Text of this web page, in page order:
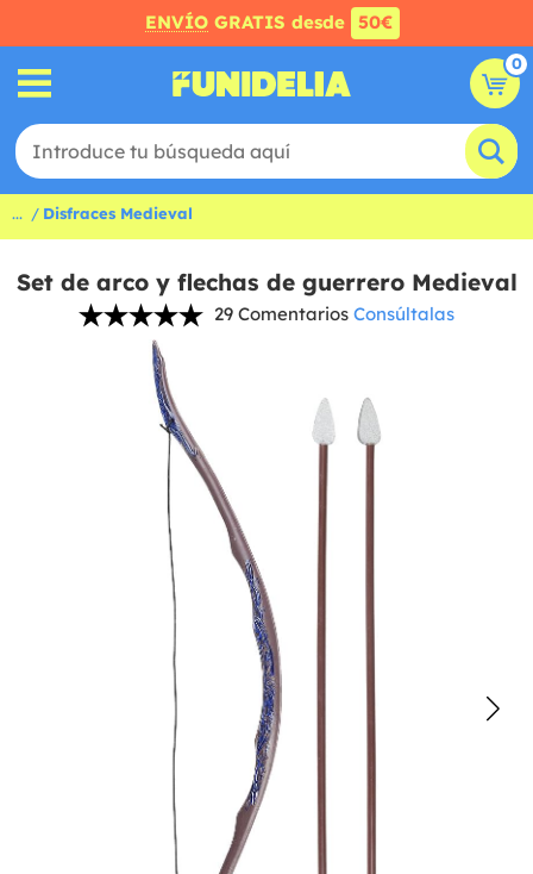
ENVÍO GRATIS desde 50€
0
... Disfraces Medieval
Set de arco y flechas de guerrero Medieval
29 Comentarios Consúltalas